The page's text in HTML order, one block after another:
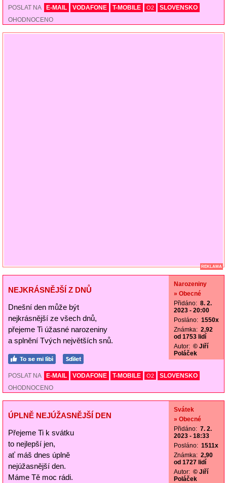
POSLAT NA E-MAIL VODAFONE T-MOBILE O2
SLOVENSKO
OHODNOCENO
REKLAMA
NEJKRÁSNĚJŠÍ Z DNŮ
Dnešní den může být
nejkrásnější ze všech dnů,
přejeme Ti úžasné narozeniny
a splnění Tvých největších snů.
Narozeniny
» Obecné
Přidáno: 8. 2.
2023 - 20:00
Posláno: 1550x
Známka: 2,92
od 1753 lidí
Autor: © Jiří
Poláček
POSLAT NA E-MAIL VODAFONE T-MOBILE O2
SLOVENSKO
OHODNOCENO
ÚPLNĚ NEJÚŽASNĚJŠÍ DEN
Přejeme Ti k svátku
to nejlepší jen,
ať máš dnes úplně
nejúžasnější den.
Máme Tě moc rádi.
Svátek
» Obecné
Přidáno: 7. 2.
2023 - 18:33
Posláno: 1511x
Známka: 2,90
od 1727 lidí
Autor: © Jiří
Poláček